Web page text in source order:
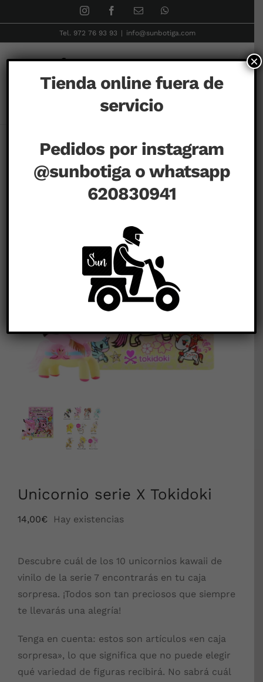
to
content
InstagramFacebookCorreoWhatsApp
Tel. 972 76 93 93 info@sunbotiga.com
Unicornio serie X Tokidoki
14,00€ Hay existencias
Descubre cuál de los 10 unicornios kawaii de
vinilo de la serie 7 encontrarás en tu caja
sorpresa. ¡Todos son tan preciosos que siempre
te llevarás una alegría!
Tenga en cuenta: estos son artículos «en caja
sorpresa», lo que significa que no puede elegir
qué variedad de figuras recibirá. No sabrá cuál
Tienda online fuera de
servicio
Pedidos por instagram
@sunbotiga o whatsapp
620830941
×